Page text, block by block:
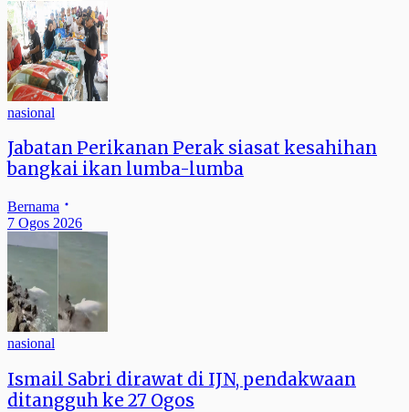
nasional
Jabatan Perikanan Perak siasat kesahihan
bangkai ikan lumba-lumba
Bernama
7 Ogos 2026
nasional
Ismail Sabri dirawat di IJN, pendakwaan
ditangguh ke 27 Ogos